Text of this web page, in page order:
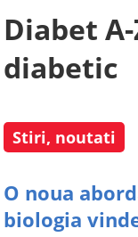
Diabet
diabetic
Stiri, noutati
O noua
biologia